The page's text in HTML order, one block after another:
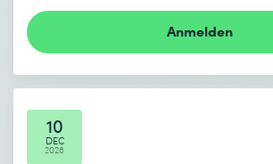
Anmelden
10
DEC
2026